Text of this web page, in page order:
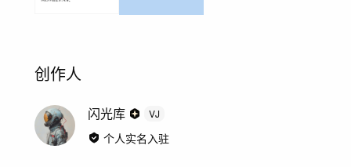
创作人
闪光库 VJ
个人实名入驻